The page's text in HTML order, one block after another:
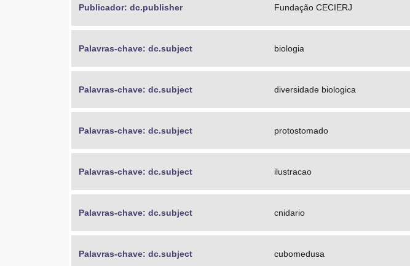
Publicador: dc.publisher Fundação CECIERJ
Palavras-chave: dc.subject biologia
Palavras-chave: dc.subject diversidade biologica
Palavras-chave: dc.subject protostomado
Palavras-chave: dc.subject ilustracao
Palavras-chave: dc.subject cnidario
Palavras-chave: dc.subject cubomedusa